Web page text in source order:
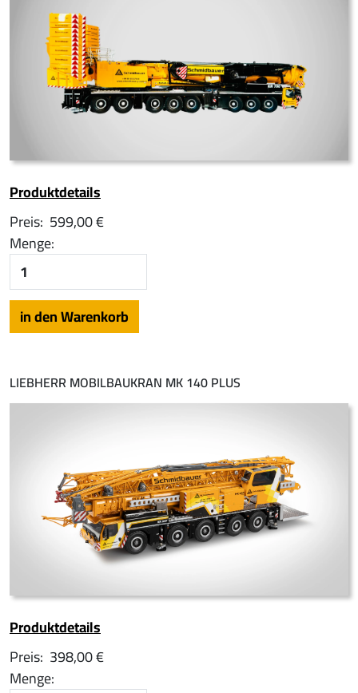
Produktdetails
Preis: 599,00 €
Menge:
LIEBHERR MOBILBAUKRAN MK 140 PLUS
Produktdetails
Preis: 398,00 €
Menge: